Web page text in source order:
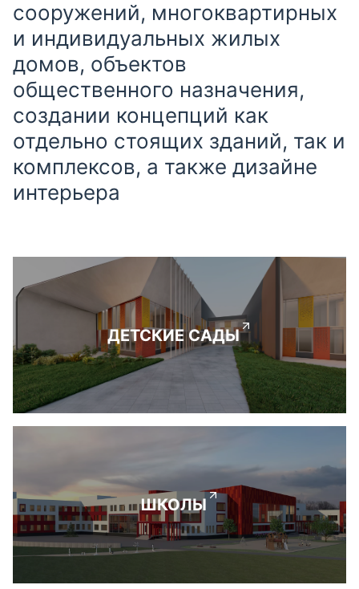
сооружений, многоквартирных
и индивидуальных жилых
домов, объектов
общественного назначения,
создании концепций как
отдельно стоящих зданий, так и
комплексов, а также дизайне
интерьера
ДЕТСКИЕ САДЫ
ШКОЛЫ